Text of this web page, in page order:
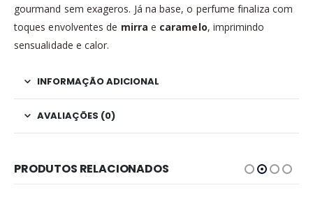
gourmand sem exageros. Já na base, o perfume finaliza com
toques envolventes de mirra e caramelo, imprimindo
sensualidade e calor.
INFORMAÇÃO ADICIONAL
AVALIAÇÕES (0)
PRODUTOS RELACIONADOS